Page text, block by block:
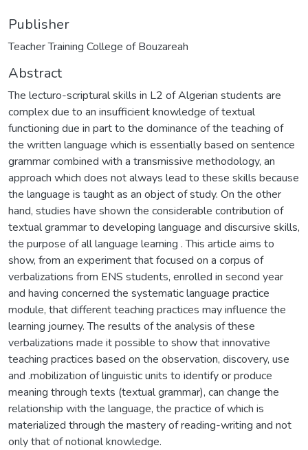
Publisher
Teacher Training College of Bouzareah
Abstract
The lecturo-scriptural skills in L2 of Algerian students are
complex due to an insufficient knowledge of textual
functioning due in part to the dominance of the teaching of
the written language which is essentially based on sentence
grammar combined with a transmissive methodology, an
approach which does not always lead to these skills because
the language is taught as an object of study. On the other
hand, studies have shown the considerable contribution of
textual grammar to developing language and discursive skills,
the purpose of all language learning . This article aims to
show, from an experiment that focused on a corpus of
verbalizations from ENS students, enrolled in second year
and having concerned the systematic language practice
module, that different teaching practices may influence the
learning journey. The results of the analysis of these
verbalizations made it possible to show that innovative
teaching practices based on the observation, discovery, use
and .mobilization of linguistic units to identify or produce
meaning through texts (textual grammar), can change the
relationship with the language, the practice of which is
materialized through the mastery of reading-writing and not
only that of notional knowledge.